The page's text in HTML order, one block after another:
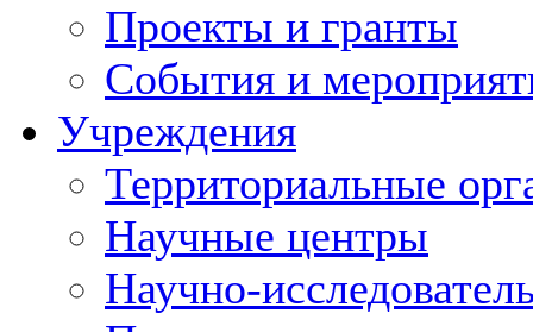
Проекты и гранты
События и
Учреждения
Территориальные
Научные центры
Научно-